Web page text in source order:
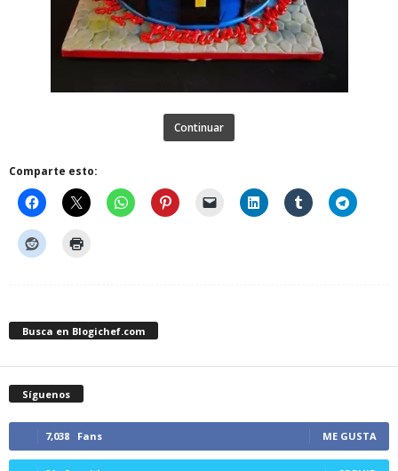
Continuar
Comparte esto:
Busca en Blogichef.com
Síguenos
7,038 Fans ME GUSTA